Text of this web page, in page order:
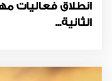
انطلاق فعاليات
الثانية...